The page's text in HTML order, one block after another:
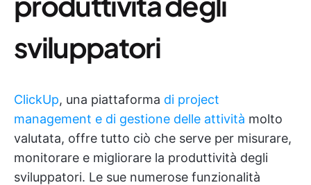
sviluppatori
ClickUp, una piattaforma di project
management e di gestione delle attività molto
valutata, offre tutto ciò che serve per misurare,
monitorare e migliorare la produttività degli
sviluppatori. Le sue numerose funzionalità